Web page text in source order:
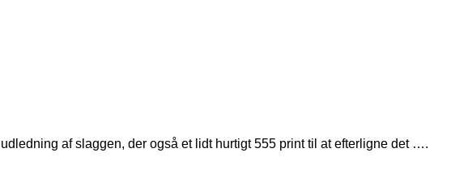
af slaggen, der også et lidt hurtigt 555 print til at efterligne det ….